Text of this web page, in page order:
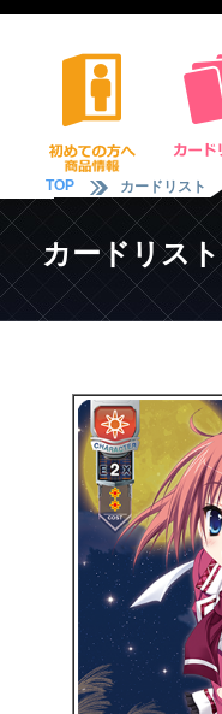
TOP カードリスト
カードリスト